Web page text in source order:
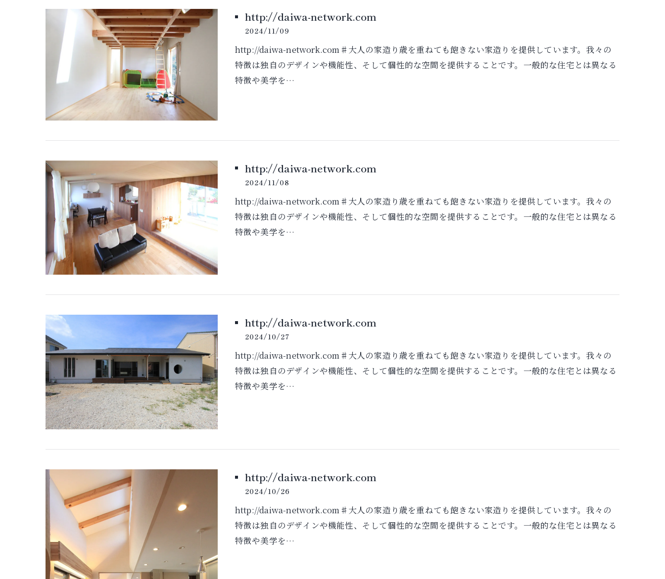
http://daiwa-network.com
2024/11/09
http://daiwa-network.com♯大人の家造り歳を重ねても飽きない家造りを提供しています。我々の
特徴は独自のデザインや機能性、そして個性的な空間を提供することです。一般的な住宅とは異なる
特徴や美学を…
http://daiwa-network.com
2024/11/08
http://daiwa-network.com♯大人の家造り歳を重ねても飽きない家造りを提供しています。我々の
特徴は独自のデザインや機能性、そして個性的な空間を提供することです。一般的な住宅とは異なる
特徴や美学を…
http://daiwa-network.com
2024/10/27
http://daiwa-network.com♯大人の家造り歳を重ねても飽きない家造りを提供しています。我々の
特徴は独自のデザインや機能性、そして個性的な空間を提供することです。一般的な住宅とは異なる
特徴や美学を…
http://daiwa-network.com
2024/10/26
http://daiwa-network.com♯大人の家造り歳を重ねても飽きない家造りを提供しています。我々の
特徴は独自のデザインや機能性、そして個性的な空間を提供することです。一般的な住宅とは異なる
特徴や美学を…